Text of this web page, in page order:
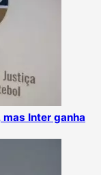
Inter ganha